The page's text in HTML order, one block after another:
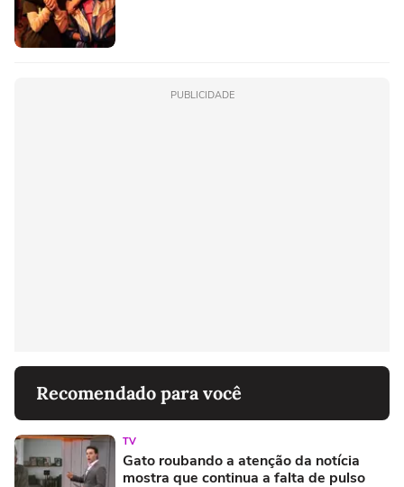
PUBLICIDADE
Recomendado para você
TV
Gato roubando a atenção da notícia
mostra que continua a falta de pulso